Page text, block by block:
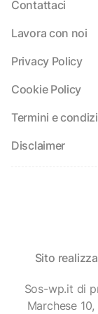
Contattaci
Lavora con noi
Privacy Policy
Cookie Policy
Termini e
Disclaimer
Sito
Sos-wp.it di
Marchese